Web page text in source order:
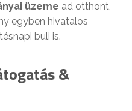
üzeme ad otthont,
egyben hivatalos
buli is.
&